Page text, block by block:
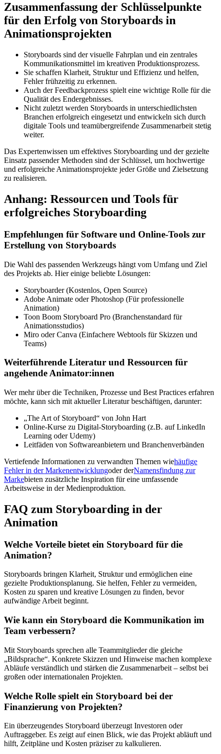
Zusammenfassung der Schlüsselpunkte
für den Erfolg von Storyboards in
Animationsprojekten
Storyboards sind der visuelle Fahrplan und ein zentrales
Kommunikationsmittel im kreativen Produktionsprozess.
Sie schaffen Klarheit, Struktur und Effizienz und helfen,
Fehler frühzeitig zu erkennen.
Auch der Feedbackprozess spielt eine wichtige Rolle für die
Qualität des Endergebnisses.
Nicht zuletzt werden Storyboards in unterschiedlichsten
Branchen erfolgreich eingesetzt und entwickeln sich durch
digitale Tools und teamübergreifende Zusammenarbeit stetig
weiter.
Das Expertenwissen um effektives Storyboarding und der gezielte
Einsatz passender Methoden sind der Schlüssel, um hochwertige
und erfolgreiche Animationsprojekte jeder Größe und Zielsetzung
zu realisieren.
Anhang: Ressourcen und Tools für
erfolgreiches Storyboarding
Empfehlungen für Software und Online-Tools zur
Erstellung von Storyboards
Die Wahl des passenden Werkzeugs hängt vom Umfang und Ziel
des Projekts ab. Hier einige beliebte Lösungen:
Storyboarder (Kostenlos, Open Source)
Adobe Animate oder Photoshop (Für professionelle
Animation)
Toon Boom Storyboard Pro (Branchenstandard für
Animationsstudios)
Miro oder Canva (Einfachere Webtools für Skizzen und
Teams)
Weiterführende Literatur und Ressourcen für
angehende Animator:innen
Wer mehr über die Techniken, Prozesse und Best Practices erfahren
möchte, kann sich mit aktueller Literatur beschäftigen, darunter:
„The Art of Storyboard“ von John Hart
Online-Kurse zu Digital-Storyboarding (z.B. auf LinkedIn
Learning oder Udemy)
Leitfäden von Softwareanbietern und Branchenverbänden
Vertiefende Informationen zu verwandten Themen wiehäufige
Fehler in der Markenentwicklungoder derNamensfindung zur
Markebieten zusätzliche Inspiration für eine umfassende
Arbeitsweise in der Medienproduktion.
FAQ zum Storyboarding in der
Animation
Welche Vorteile bietet ein Storyboard für die
Animation?
Storyboards bringen Klarheit, Struktur und ermöglichen eine
gezielte Produktionsplanung. Sie helfen, Fehler zu vermeiden,
Kosten zu sparen und kreative Lösungen zu finden, bevor
aufwändige Arbeit beginnt.
Wie kann ein Storyboard die Kommunikation im
Team verbessern?
Mit Storyboards sprechen alle Teammitglieder die gleiche
„Bildsprache“. Konkrete Skizzen und Hinweise machen komplexe
Abläufe verständlich und stärken die Zusammenarbeit – selbst bei
großen oder internationalen Projekten.
Welche Rolle spielt ein Storyboard bei der
Finanzierung von Projekten?
Ein überzeugendes Storyboard überzeugt Investoren oder
Auftraggeber. Es zeigt auf einen Blick, wie das Projekt abläuft und
hilft, Zeitpläne und Kosten präziser zu kalkulieren.